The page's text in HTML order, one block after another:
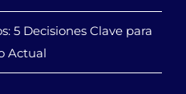
5 Decisiones Clave para
Actual